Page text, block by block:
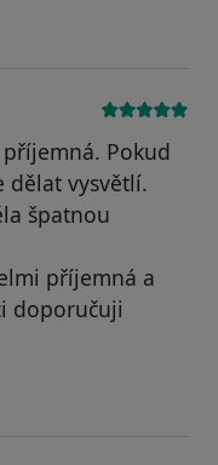
Pokud
dělat vysvětlí.
špatnou
příjemná a
doporučuji